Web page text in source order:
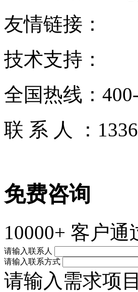
友情链接：
技术支持：
全国热线：
联 系 人 ：
免费咨询
10000+ 客户通
请输入联系人
请输入联系方式
请输入需求项目